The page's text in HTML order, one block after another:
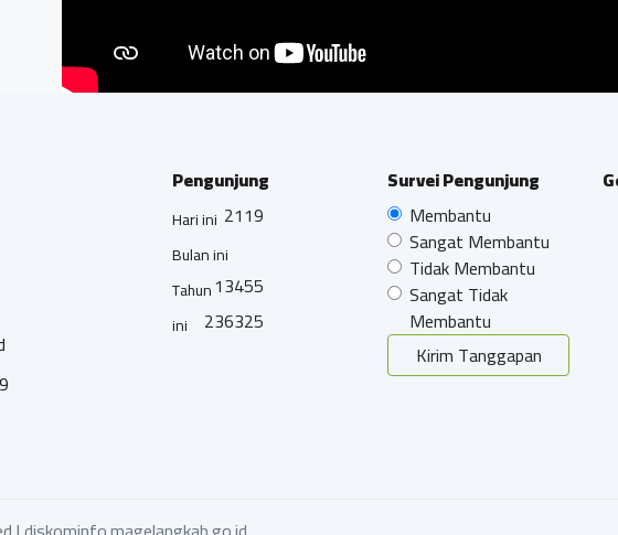
Pengunjung
Hari ini 2119
Bulan ini
13455
Tahun
ini
236325
Survei Pengunjung
Membantu
Sangat Membantu
Tidak Membantu
Sangat Tidak
Membantu
Kirim Tanggapan